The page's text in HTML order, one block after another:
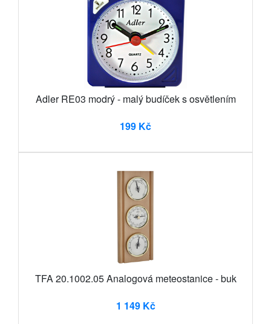
Adler RE03 modrý - malý budíček s osvětlením
199 Kč
TFA 20.1002.05 Analogová meteostanice - buk
1 149 Kč